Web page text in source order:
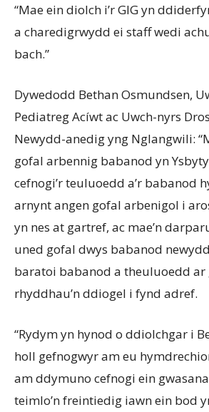
“Mae ein diolch i’r GIG yn
a charedigrwydd ei staff wedi
bach.”
Dywedodd Bethan Osmundsen,
Pediatreg Acíwt ac Uwch-nyrs
Newydd-anedig yng Nglangwili:
gofal arbennig babanod yn
cefnogi’r teuluoedd a’r babanod
arnynt angen gofal arbenigol i
yn nes at gartref, ac mae’n
uned gofal dwys babanod
baratoi babanod a theuluoedd ar
rhyddhau’n ddiogel i fynd adref.
“Rydym yn hynod o ddiolchgar i
holl gefnogwyr am eu
am ddymuno cefnogi ein
teimlo’n freintiedig iawn ein bod